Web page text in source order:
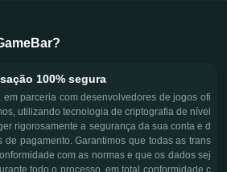
100% segura
em parceria com desenvolvedores de jogos ofi
utilizando tecnologia de criptografia de nível
rigorosamente a segurança da sua conta e d
de pagamento. Garantimos que todas as trans
com as normas e que os dados sej
todo o processo, em total conformidade c